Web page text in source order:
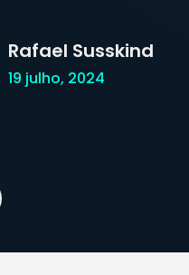
Rafael Susskind
19 julho, 2024